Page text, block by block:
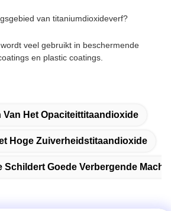
van titaniumdioxideverf?
veel gebruikt in beschermende
en plastic coatings.
Van Het Opaciteittitaandioxide
Hoge Zuiverheidstitaandioxide
Schildert Goede Verbergende Macht